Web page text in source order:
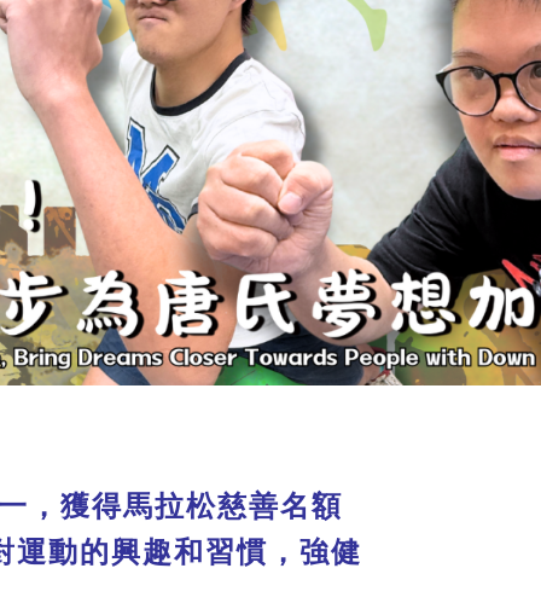
，獲得馬拉松慈善名額
運動的興趣和習慣，強健